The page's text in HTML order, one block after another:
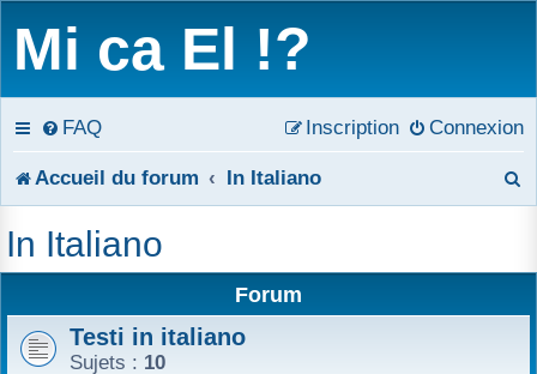
Mi ca El !?
FAQ Connexion
Inscription
Accueil du forum In Italiano
In Italiano
Forum
Testi in italiano
Sujets : 10